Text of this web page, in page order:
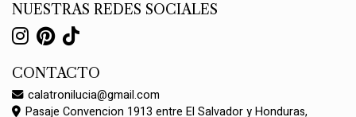
NUESTRAS REDES SOCIALES
CONTACTO
calatronilucia@gmail.com
Pasaje Convencion 1913 entre El Salvador y Honduras,